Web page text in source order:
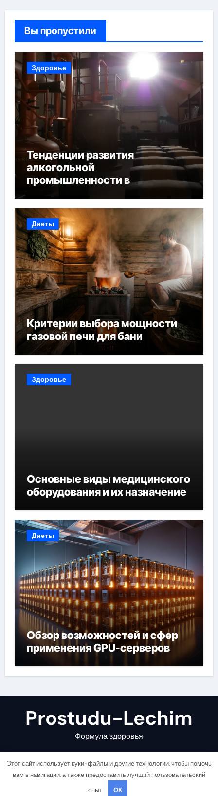
Вы пропустили
Здоровье
Тенденции развития
алкогольной
промышленности в
Диеты
Критерии выбора мощности
газовой печи для бани
Здоровье
Основные виды медицинского
оборудования и их назначение
Диеты
Обзор возможностей и сфер
применения GPU-серверов
Prostudu-Lechim
Формула здоровья
Copyright © All rights reserved |
Этот сайт использует куки-файлы и другие технологии, чтобы помочь
вам в навигации, а также предоставить лучший пользовательский
опыт.
OK